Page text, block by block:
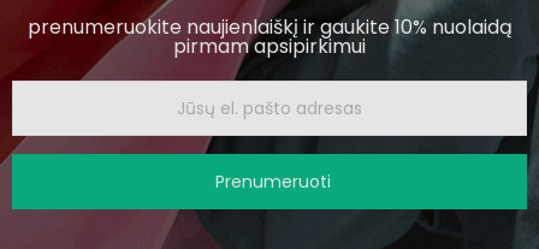
prenumeruokite naujienlaiškį ir gaukite 10% nuolaidą
pirmam apsipirkimui
Prenumeruoti